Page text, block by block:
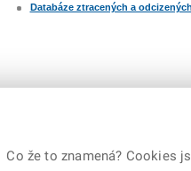
Databáze ztracených a
© 2026 Ministerstvo vnitra České republiky,
Co že to znamená? Cookies